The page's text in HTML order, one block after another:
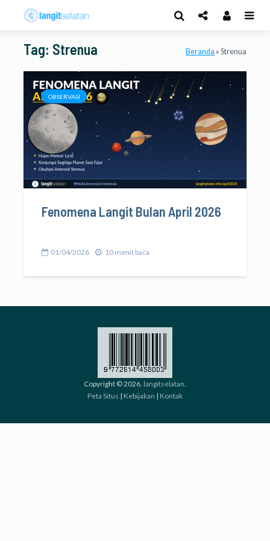
Tag: Strenua Beranda » Strenua
OBSERVASI
Fenomena Langit Bulan April 2026
01/04/2026 10 menit baca
Copyright © 2026. langitselatan.
Peta Situs | Kebijakan | Kontak